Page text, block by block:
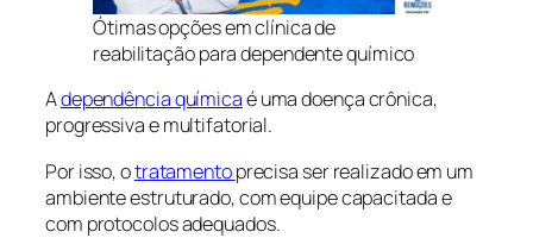
Ótimas opções em clínica de
reabilitação para dependente químico
Adependência químicaé uma doença crônica,
progressiva e multifatorial.
Por isso, otratamentoprecisa ser realizado em um
ambiente estruturado, com equipe capacitada e
com protocolos adequados.